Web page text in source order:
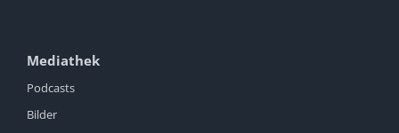
Mediathek
Podcasts
Bilder